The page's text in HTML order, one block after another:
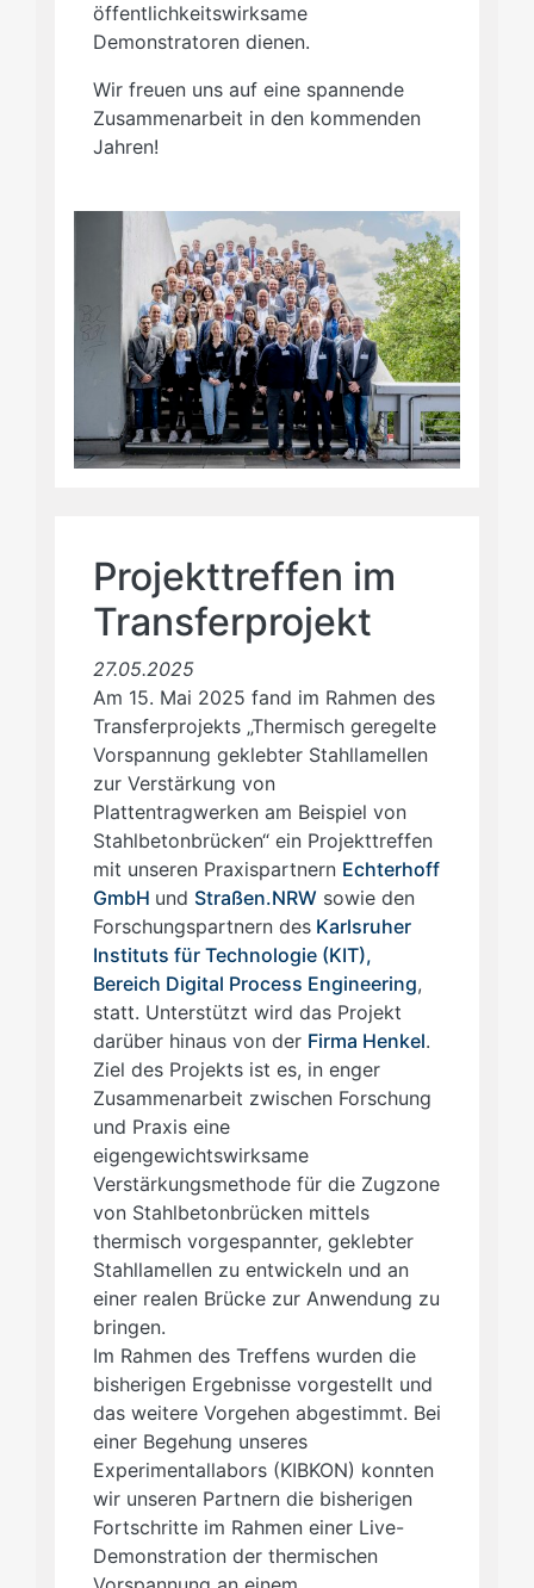
öffentlichkeitswirksame
Demonstratoren dienen.
Wir freuen uns auf eine spannende
Zusammenarbeit in den kommenden
Jahren!
Projekttreffen im
Transferprojekt
27.05.2025
Am 15. Mai 2025 fand im Rahmen des
Transferprojekts „Thermisch geregelte
Vorspannung geklebter Stahllamellen
zur Verstärkung von
Plattentragwerken am Beispiel von
Stahlbetonbrücken“ ein Projekttreffen
mit unseren Praxispartnern Echterhoff
GmbH und Straßen.NRW sowie den
Forschungspartnern des Karlsruher
Instituts für Technologie (KIT),
Bereich Digital Process Engineering,
statt. Unterstützt wird das Projekt
darüber hinaus von der Firma Henkel.
Ziel des Projekts ist es, in enger
Zusammenarbeit zwischen Forschung
und Praxis eine
eigengewichtswirksame
Verstärkungsmethode für die Zugzone
von Stahlbetonbrücken mittels
thermisch vorgespannter, geklebter
Stahllamellen zu entwickeln und an
einer realen Brücke zur Anwendung zu
bringen.
Im Rahmen des Treffens wurden die
bisherigen Ergebnisse vorgestellt und
das weitere Vorgehen abgestimmt. Bei
einer Begehung unseres
Experimentallabors (KIBKON) konnten
wir unseren Partnern die bisherigen
Fortschritte im Rahmen einer Live-
Demonstration der thermischen